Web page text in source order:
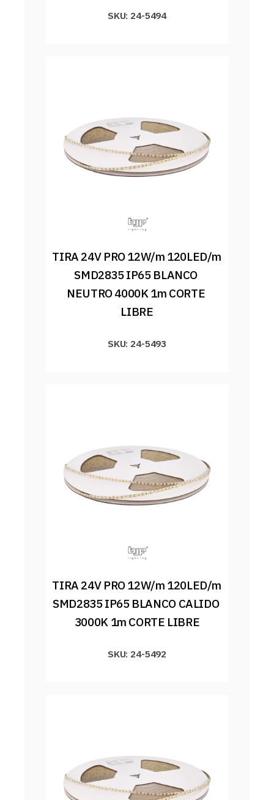
SKU: 24-5494
TIRA 24V PRO 12W/m 120LED/m
SMD2835 IP65 BLANCO
NEUTRO 4000K 1m CORTE
LIBRE
SKU: 24-5493
TIRA 24V PRO 12W/m 120LED/m
SMD2835 IP65 BLANCO CALIDO
3000K 1m CORTE LIBRE
SKU: 24-5492